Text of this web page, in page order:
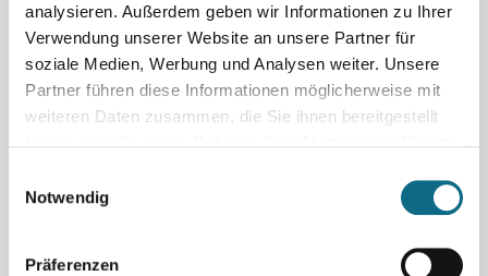
analysieren. Außerdem geben wir Informationen zu Ihrer
Verwendung unserer Website an unsere Partner für
soziale Medien, Werbung und Analysen weiter. Unsere
Partner führen diese Informationen möglicherweise mit
weiteren Daten zusammen, die Sie ihnen bereitgestellt
Notwendig
Präferenzen
Wo
Umkreis